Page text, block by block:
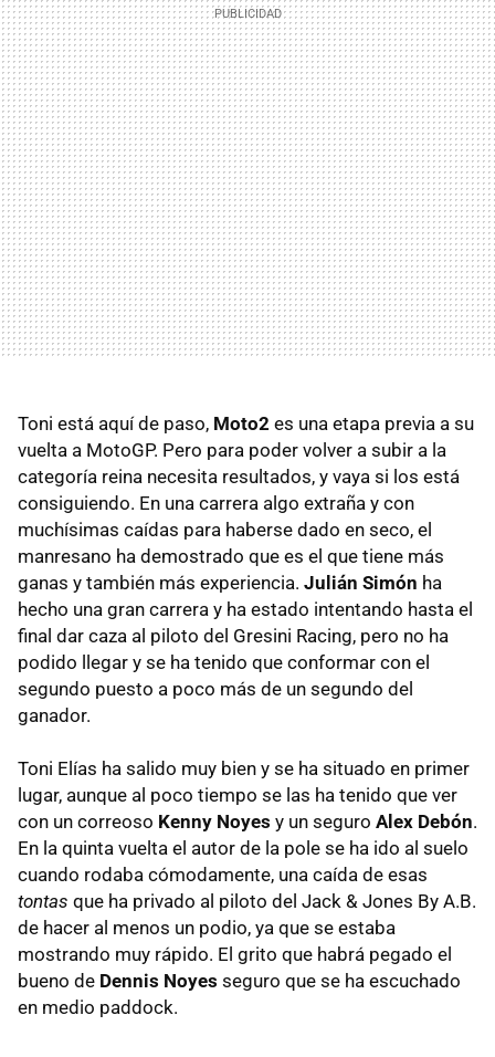
Toni está aquí de paso, Moto2 es una etapa previa a su
vuelta a MotoGP. Pero para poder volver a subir a la
categoría reina necesita resultados, y vaya si los está
consiguiendo. En una carrera algo extraña y con
muchísimas caídas para haberse dado en seco, el
manresano ha demostrado que es el que tiene más
ganas y también más experiencia. Julián Simón ha
hecho una gran carrera y ha estado intentando hasta el
final dar caza al piloto del Gresini Racing, pero no ha
podido llegar y se ha tenido que conformar con el
segundo puesto a poco más de un segundo del
ganador.
Toni Elías ha salido muy bien y se ha situado en primer
lugar, aunque al poco tiempo se las ha tenido que ver
con un correoso Kenny Noyes y un seguro Alex Debón.
En la quinta vuelta el autor de la pole se ha ido al suelo
cuando rodaba cómodamente, una caída de esas
tontas que ha privado al piloto del Jack & Jones By A.B.
de hacer al menos un podio, ya que se estaba
mostrando muy rápido. El grito que habrá pegado el
bueno de Dennis Noyes seguro que se ha escuchado
en medio paddock.